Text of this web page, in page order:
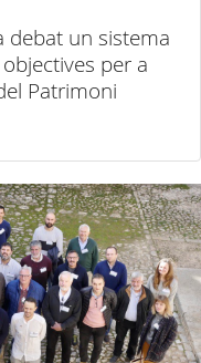
debat un sistema
per a
Patrimoni